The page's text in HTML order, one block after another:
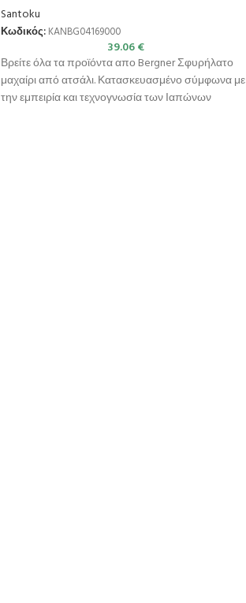
Santoku
Κωδικός: KANBG04169000
39.06€
Βρείτε όλα τα προϊόντα απο Bergner Σφυρήλατο
μαχαίρι από ατσάλι. Κατασκευασμένο σύμφωνα με
την εμπειρία και τεχνογνωσία των Ιαπώνων